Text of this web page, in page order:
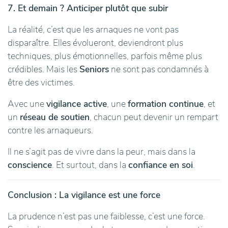
7. Et demain ? Anticiper plutôt que subir
La réalité, c’est que les arnaques ne vont pas
disparaître. Elles évolueront, deviendront plus
techniques, plus émotionnelles, parfois même plus
crédibles. Mais les Seniors ne sont pas condamnés à
être des victimes.
Avec unevigilance active, uneformation continue, et
un réseau de soutien, chacun peut devenir un rempart
contre les arnaqueurs.
Il ne s’agit pas de vivre dans la peur, mais dans la
conscience. Et surtout, dans la confiance en soi.
Conclusion : La vigilance est une force
La prudence n’est pas une faiblesse, c’est une force.